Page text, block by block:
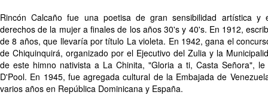
Rincón Calcaño fue una poetisa de gran sensibilidad artística y
derechos de la mujer a finales de los años 30's y 40's. En 1912,
de 8 años, que llevaría por título La violeta. En 1942, gana el
de Chiquinquirá, organizado por el Ejecutivo del Zulia y la
de este himno nativista a La Chinita, "Gloria a ti, Casta Señora",
D'Pool. En 1945, fue agregada cultural de la Embajada de
varios años en República Dominicana y España.